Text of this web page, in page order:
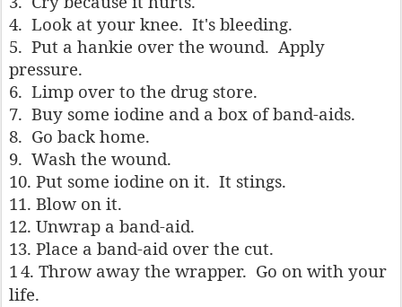
4. Look at your knee. It's bleeding.
5. Put a hankie over the wound. Apply
pressure.
6. Limp over to the drug store.
7. Buy some iodine and a box of band-aids.
8. Go back home.
9. Wash the wound.
10. Put some iodine on it. It stings.
11. Blow on it.
12. Unwrap a band-aid.
13. Place a band-aid over the cut.
14. Throw away the wrapper. Go on with your
life.